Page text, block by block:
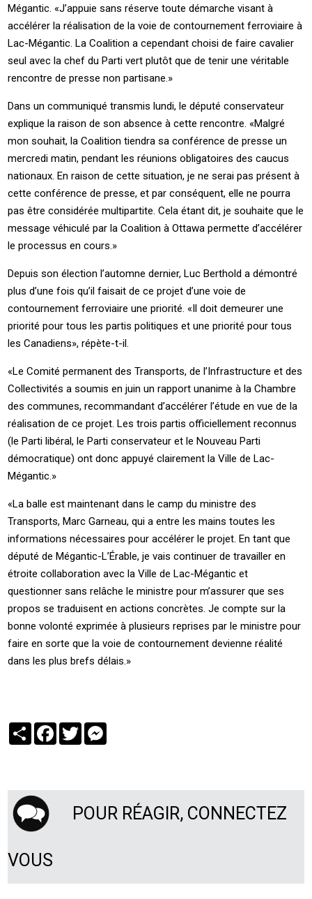
Mégantic. «J’appuie sans réserve toute démarche visant à
accélérer la réalisation de la voie de contournement ferroviaire à
Lac-Mégantic. La Coalition a cependant choisi de faire cavalier
seul avec la chef du Parti vert plutôt que de tenir une véritable
rencontre de presse non partisane.»
Dans un communiqué transmis lundi, le député conservateur
explique la raison de son absence à cette rencontre. «Malgré
mon souhait, la Coalition tiendra sa conférence de presse un
mercredi matin, pendant les réunions obligatoires des caucus
nationaux. En raison de cette situation, je ne serai pas présent à
cette conférence de presse, et par conséquent, elle ne pourra
pas être considérée multipartite. Cela étant dit, je souhaite que le
message véhiculé par la Coalition à Ottawa permette d’accélérer
le processus en cours.»
Depuis son élection l’automne dernier, Luc Berthold a démontré
plus d’une fois qu’il faisait de ce projet d’une voie de
contournement ferroviaire une priorité. «Il doit demeurer une
priorité pour tous les partis politiques et une priorité pour tous
les Canadiens», répète-t-il.
«Le Comité permanent des Transports, de l’Infrastructure et des
Collectivités a soumis en juin un rapport unanime à la Chambre
des communes, recommandant d’accélérer l’étude en vue de la
réalisation de ce projet. Les trois partis officiellement reconnus
(le Parti libéral, le Parti conservateur et le Nouveau Parti
démocratique) ont donc appuyé clairement la Ville de Lac-
Mégantic.»
«La balle est maintenant dans le camp du ministre des
Transports, Marc Garneau, qui a entre les mains toutes les
informations nécessaires pour accélérer le projet. En tant que
député de Mégantic-L’Érable, je vais continuer de travailler en
étroite collaboration avec la Ville de Lac-Mégantic et
questionner sans relâche le ministre pour m’assurer que ses
propos se traduisent en actions concrètes. Je compte sur la
bonne volonté exprimée à plusieurs reprises par le ministre pour
faire en sorte que la voie de contournement devienne réalité
dans les plus brefs délais.»
PartagerFacebook
Twitter
POUR RÉAGIR, CONNECTEZ
VOUS